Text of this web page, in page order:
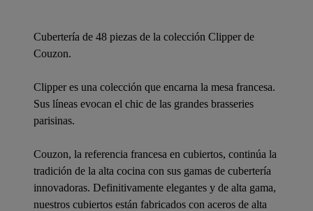
Cubertería de 48 piezas de la colección Clipper de
Couzon.
Clipper es una colección que encarna la mesa francesa.
Sus líneas evocan el chic de las grandes brasseries
parisinas.
Couzon, la referencia francesa en cubiertos, continúa la
tradición de la alta cocina con sus gamas de cubertería
innovadoras. Definitivamente elegantes y de alta gama,
nuestros cubiertos están fabricados con aceros de alta